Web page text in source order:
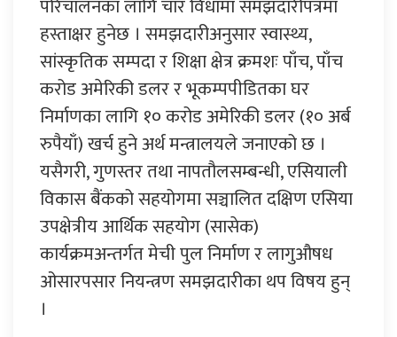
परिचालनका लागि चार विधामा समझदारीपत्रमा
हस्ताक्षर हुनेछ । समझदारीअनुसार स्वास्थ्य,
सांस्कृतिक सम्पदा र शिक्षा क्षेत्र क्रमशः पाँच, पाँच
करोड अमेरिकी डलर र भूकम्पपीडितका घर
निर्माणका लागि १० करोड अमेरिकी डलर (१० अर्ब
रुपैयाँ) खर्च हुने अर्थ मन्त्रालयले जनाएको छ ।
यसैगरी, गुणस्तर तथा नापतौलसम्बन्धी, एसियाली
विकास बैंकको सहयोगमा सञ्चालित दक्षिण एसिया
उपक्षेत्रीय आर्थिक सहयोग (सासेक)
कार्यक्रमअन्तर्गत मेची पुल निर्माण र लागुऔषध
ओसारपसार नियन्त्रण समझदारीका थप विषय हुन्
।